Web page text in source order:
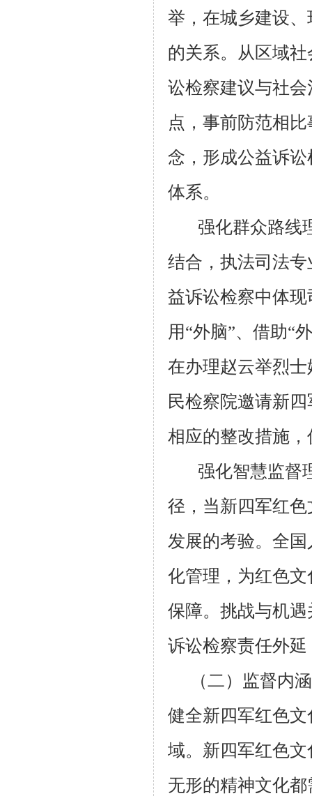
举，在城乡建设
的关系。从区域
讼检察建议与社
点，事前防范相
念，形成公益诉
体系。
强化群众路线
结合，执法司法
益诉讼检察中体
用“外脑”、借助“
在办理赵云举烈
民检察院邀请新
相应的整改措施
强化智慧监督
径，当新四军红
发展的考验。全
化管理，为红色
保障。挑战与机
诉讼检察责任外
（二）监督内
健全新四军红色
域。新四军红色
无形的精神文化